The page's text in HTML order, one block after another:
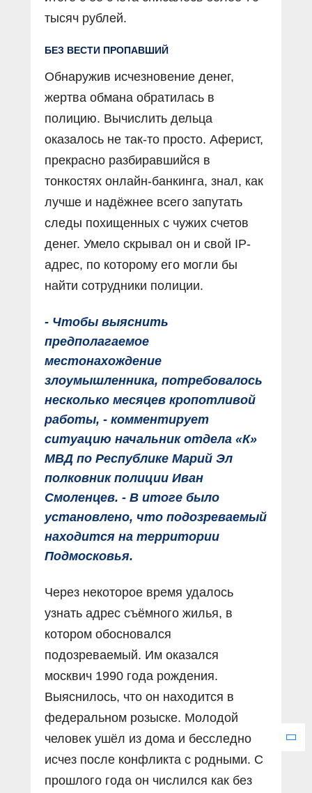
тысяч рублей.
БЕЗ ВЕСТИ ПРОПАВШИЙ
Обнаружив исчезновение денег,
жертва обмана обратилась в
полицию. Вычислить дельца
оказалось не так-то просто. Аферист,
прекрасно разбиравшийся в
тонкостях онлайн-банкинга, знал, как
лучше и надёжнее всего запутать
следы похищенных с чужих счетов
денег. Умело скрывал он и свой IP-
адрес, по которому его могли бы
найти сотрудники полиции.
- Чтобы выяснить
предполагаемое
местонахождение
злоумышленника, потребовалось
несколько месяцев кропотливой
работы, - комментирует
ситуацию начальник отдела «К»
МВД по Республике Марий Эл
полковник полиции Иван
Смоленцев. - В итоге было
установлено, что подозреваемый
находится на территории
Подмосковья.
Через некоторое время удалось
узнать адрес съёмного жилья, в
котором обосновался
подозреваемый. Им оказался
москвич 1990 года рождения.
Выяснилось, что он находится в
федеральном розыске. Молодой
человек ушёл из дома и бесследно
исчез после конфликта с родными. С
прошлого года он числился как без